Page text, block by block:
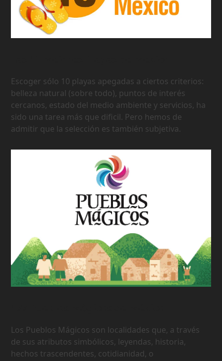
Escoger sólo 10 playas apegadas a ciertos criterios:
belleza natural (sobre todo), puntos de interés
cercanos, estado del medio ambiente y servicios, ha
sido una tarea más que dificil. Pero hemos de
admitir que la selección es también subjetiva.
Los Pueblos Mágicos son localidades que, a través
de sus atributos simbólicos, leyendas, historia,
hechos trascendentes, cotidianidad, o